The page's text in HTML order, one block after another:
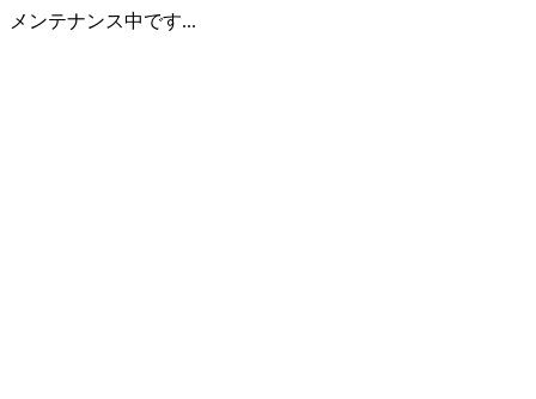
メンテナンス中です...